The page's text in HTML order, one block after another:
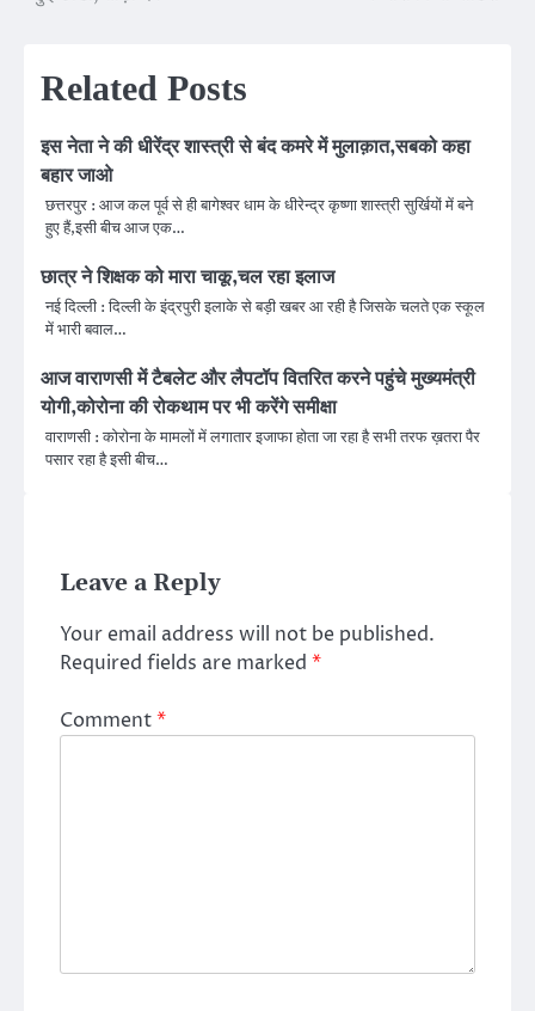
Related Posts
इस नेता ने की धीरेंद्र शास्त्री से बंद कमरे में मुलाक़ात,सबको कहा
बहार जाओ
छत्तरपुर : आज कल पूर्व से ही बागेश्वर धाम के धीरेन्द्र कृष्णा शास्त्री सुर्खियों में बने
हुए हैं,इसी बीच आज एक…
छात्र ने शिक्षक को मारा चाकू,चल रहा इलाज
नई दिल्ली : दिल्ली के इंद्रपुरी इलाके से बड़ी खबर आ रही है जिसके चलते एक स्कूल
में भारी बवाल…
आज वाराणसी में टैबलेट और लैपटॉप वितरित करने पहुंचे मुख्यमंत्री
योगी,कोरोना की रोकथाम पर भी करेंगे समीक्षा
वाराणसी : कोरोना के मामलों में लगातार इजाफा होता जा रहा है सभी तरफ ख़तरा पैर
पसार रहा है इसी बीच…
Leave a Reply
Your email address will not be published.
Required fields are marked *
Comment*